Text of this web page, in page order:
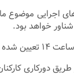
دورکاری